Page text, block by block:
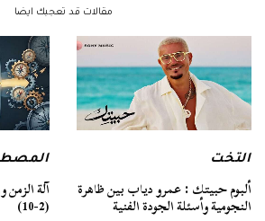
مقالات قد تعجبك ايضا
التخت
ألبوم حبيتك : عمرو دياب بين ظاهرة
النجومية وأسئلة الجودة الفنية
آلة
(2-10)